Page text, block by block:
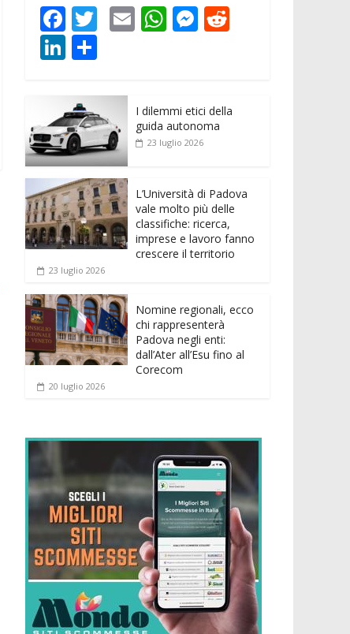
F
ac
e
b
o
o
k
T
er
E W
A
p
M
n
g
t
Li
k
e
dI
n
n
di
vi
di
I dilemmi etici della
guida autonoma
23 luglio 2026
L’Università di Padova
vale molto più delle
classifiche: ricerca,
imprese e lavoro fanno
crescere il territorio
23 luglio 2026
Nomine regionali, ecco
chi rappresenterà
Padova negli enti:
dall’Ater all’Esu fino al
Corecom
20 luglio 2026